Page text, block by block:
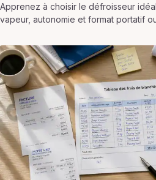
Apprenez à choisir le défroisseur
vapeur, autonomie et format portatif